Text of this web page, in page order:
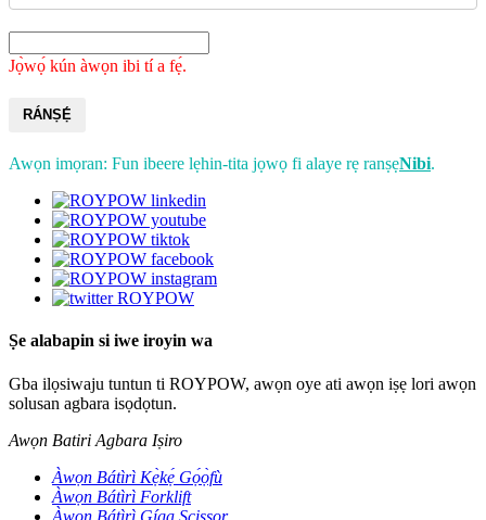
Jọ̀wọ́ kún àwọn ibi tí a fẹ́.
RÁNṢẸ́
Awọn imọran: Fun ibeere lẹhin-tita jọwọ fi alaye rẹ ranṣẹNibi.
Ṣe alabapin si iwe iroyin wa
Gba ilọsiwaju tuntun ti ROYPOW, awọn oye ati awọn iṣẹ lori awọn
solusan agbara isọdọtun.
Awọn Batiri Agbara Iṣiro
Àwọn Bátìrì Kẹ̀kẹ́ Gọ́ọ̀fù
Àwọn Bátìrì Forklift
Àwọn Bátìrì Gíga Scissor